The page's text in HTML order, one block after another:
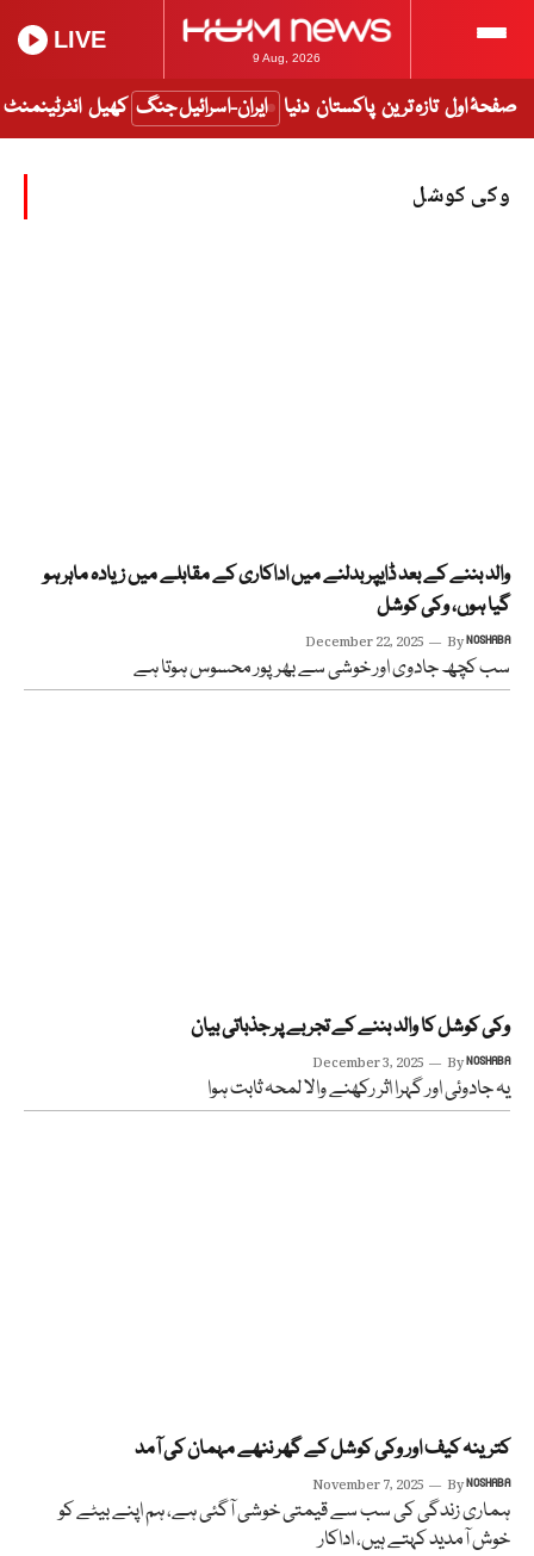
9 Aug, 2026
LIVE
صفحۂ اول تازہ ترین پاکستان دنیا ایران-اسرائیل جنگ کھیل انٹرٹینمنٹ
وکی کوشل
والد بننے کے بعد ڈایپر بدلنے میں اداکاری کے مقابلے میں زیادہ ماہر ہو
گیا ہوں، وکی کوشل
December 22, 2025 ByNOSHABA
سب کچھ جادوی اور خوشی سے بھرپور محسوس ہوتا ہے
وکی کوشل کا والد بننے کے تجربے پر جذباتی بیان
December 3, 2025 ByNOSHABA
یہ جادوئی اور گہرا اثر رکھنے والا لمحہ ثابت ہوا
کترینہ کیف اور وکی کوشل کے گھر ننھے مہمان کی آمد
November 7, 2025 ByNOSHABA
ہماری زندگی کی سب سے قیمتی خوشی آگئی ہے، ہم اپنے بیٹے کو
خوش آمدید کہتے ہیں، اداکار